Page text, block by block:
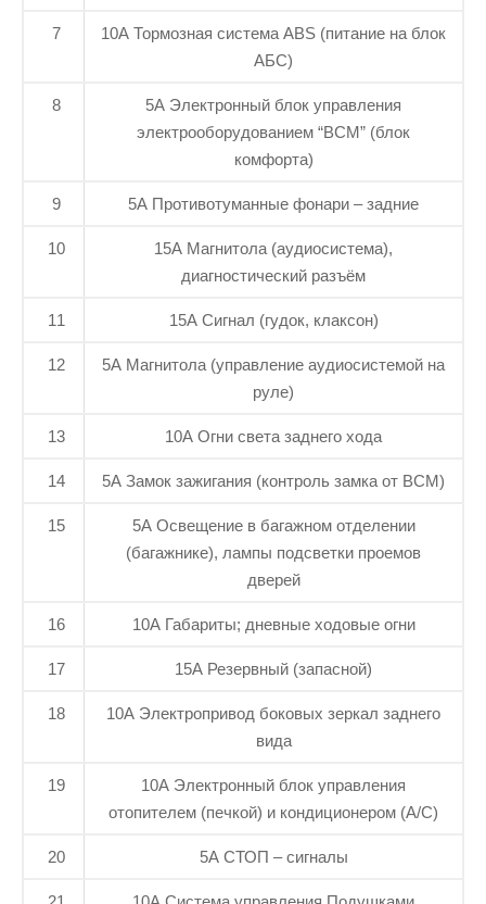
7
10А Тормозная система ABS (питание на блок
АБС)
8
5А Электронный блок управления
электрооборудованием “ВСМ” (блок
комфорта)
9 5А Противотуманные фонари – задние
10
15А Магнитола (аудиосистема),
диагностический разъём
11 15А Сигнал (гудок, клаксон)
12
5А Магнитола (управление аудиосистемой на
руле)
13 10А Огни света заднего хода
14 5А Замок зажигания (контроль замка от ВСМ)
15
5А Освещение в багажном отделении
(багажнике), лампы подсветки проемов
дверей
16 10А Габариты; дневные ходовые огни
17 15А Резервный (запасной)
18
10А Электропривод боковых зеркал заднего
вида
19
10А Электронный блок управления
отопителем (печкой) и кондиционером (A/C)
20 5А СТОП – сигналы